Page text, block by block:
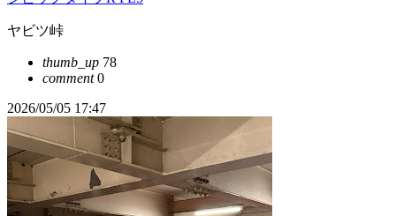
ヤビツ峠
thumb_up 78
comment0
2026/05/05 17:47